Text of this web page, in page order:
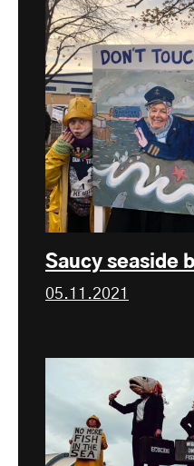
Saucy seaside
05.11.2021